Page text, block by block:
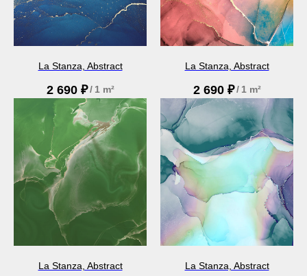
La Stanza, Abstract
2 690 ₽ / 1 m²
La Stanza, Abstract
2 690 ₽ / 1 m²
La Stanza, Abstract La Stanza, Abstract